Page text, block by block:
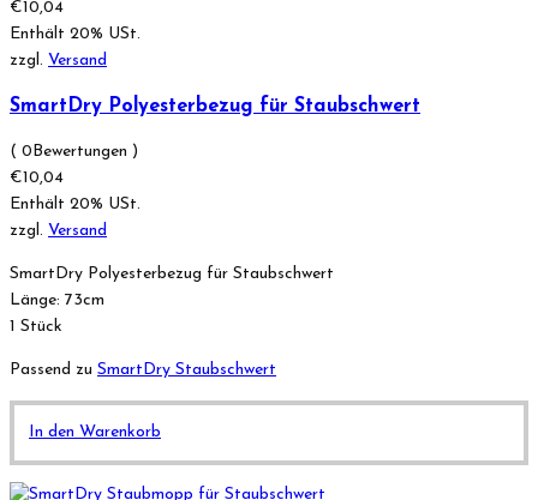
€10,04
Enthält 20% USt.
zzgl. Versand
SmartDry Polyesterbezug für Staubschwert
( 0Bewertungen )
€10,04
Enthält 20% USt.
zzgl. Versand
SmartDry Polyesterbezug für Staubschwert
Länge: 73cm
1 Stück
Passend zu SmartDry Staubschwert
In den Warenkorb